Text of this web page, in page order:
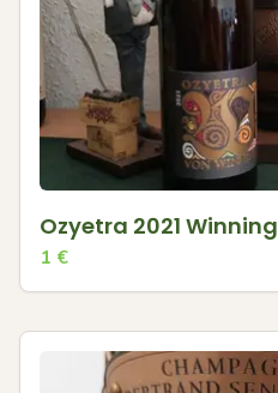
Ozyetra 2021 Winning
1 €